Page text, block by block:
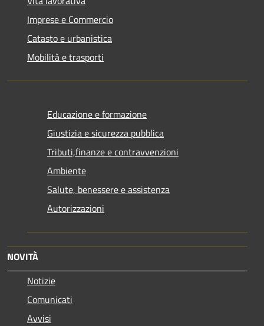
Imprese e Commercio
Catasto e urbanistica
Mobilità e trasporti
Educazione e formazione
Giustizia e sicurezza pubblica
Tributi,finanze e contravvenzioni
Ambiente
Salute, benessere e assistenza
Autorizzazioni
NOVITÀ
Notizie
Comunicati
Avvisi